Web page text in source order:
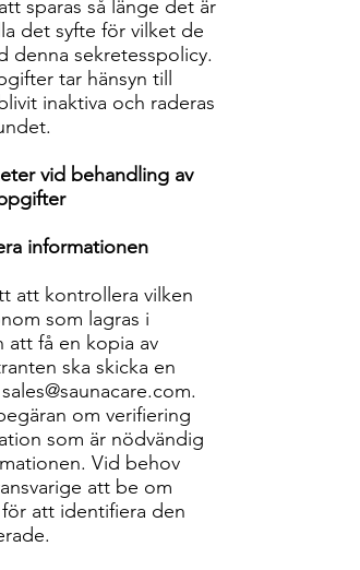
sparas så länge det är
det syfte för vilket de
denna sekretesspolicy.
tar hänsyn till
inaktiva och raderas
vid behandling av
informationen
att kontrollera vilken
som lagras i
få en kopia av
ska skicka en
om verifiering
som är nödvändig
Vid behov
att be om
att identifiera den